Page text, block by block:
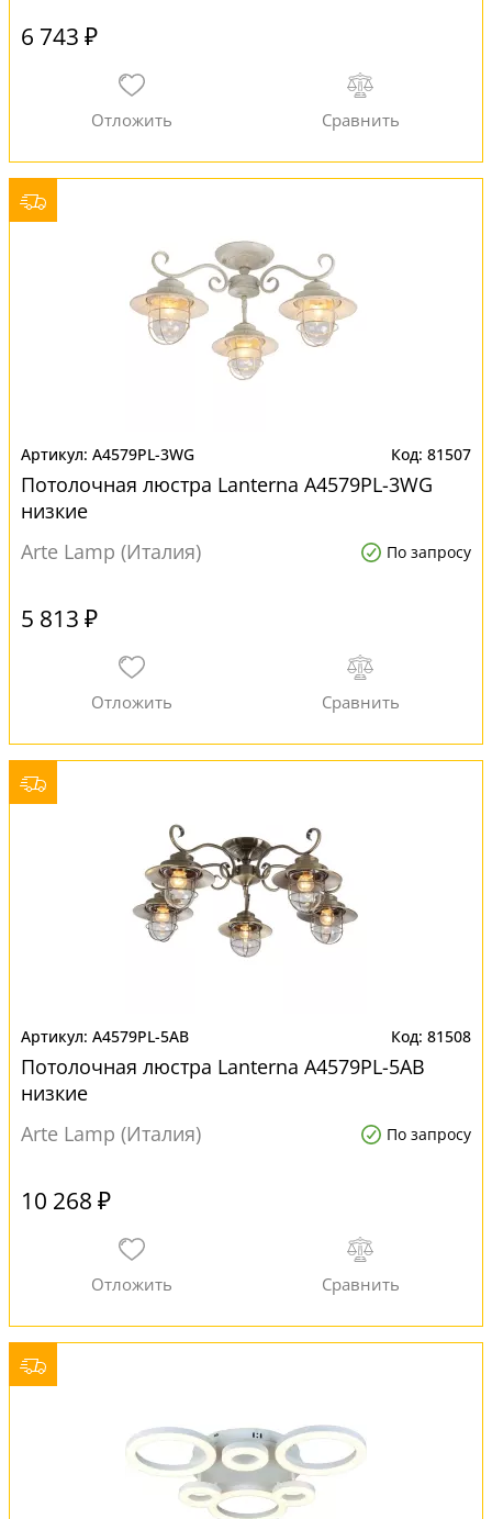
6 743 ₽
A4579PL-3WG 81507
Потолочная люстра Lanterna A4579PL-3WG
низкие
Arte Lamp (Италия)
По запросу
5 813 ₽
A4579PL-5AB 81508
Потолочная люстра Lanterna A4579PL-5AB
низкие
Arte Lamp (Италия)
По запросу
10 268 ₽